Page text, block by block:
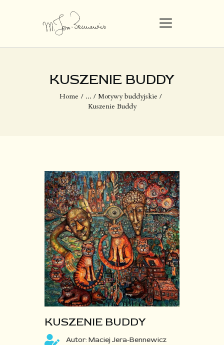
KUSZENIE BUDDY​
Home ...
Motywy buddyjskie
Kuszenie Buddy​
STRONA GŁÓWNA
DZIEŁA
KUSZENIE BUDDY​
Autor: Maciej Jera-Bennewicz